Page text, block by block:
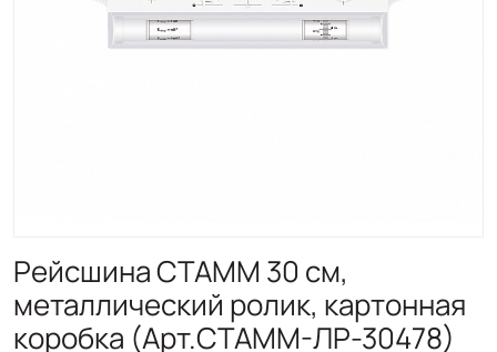
Рейсшина СТАММ 30 см,
металлический ролик, картонная
коробка (Арт.СТАММ-ЛР-30478)